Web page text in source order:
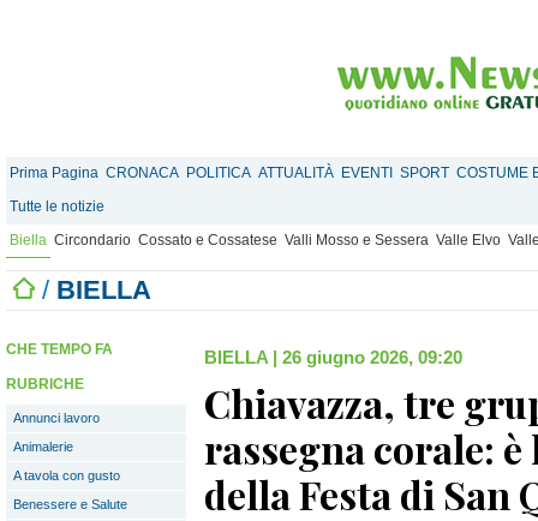
Prima Pagina CRONACA POLITICA ATTUALITÀ EVENTI SPORT COSTUME
Tutte le notizie
Biella Circondario Cossato e Cossatese Valli Mosso e Sessera Valle Elvo
/ BIELLA
CHE TEMPO FA
RUBRICHE
Annunci lavoro
Animalerie
A tavola con gusto
Benessere e Salute
BIELLA | 26 giugno 2026, 09:20
Chiavazza, tre
rassegna corale:
della Festa di San